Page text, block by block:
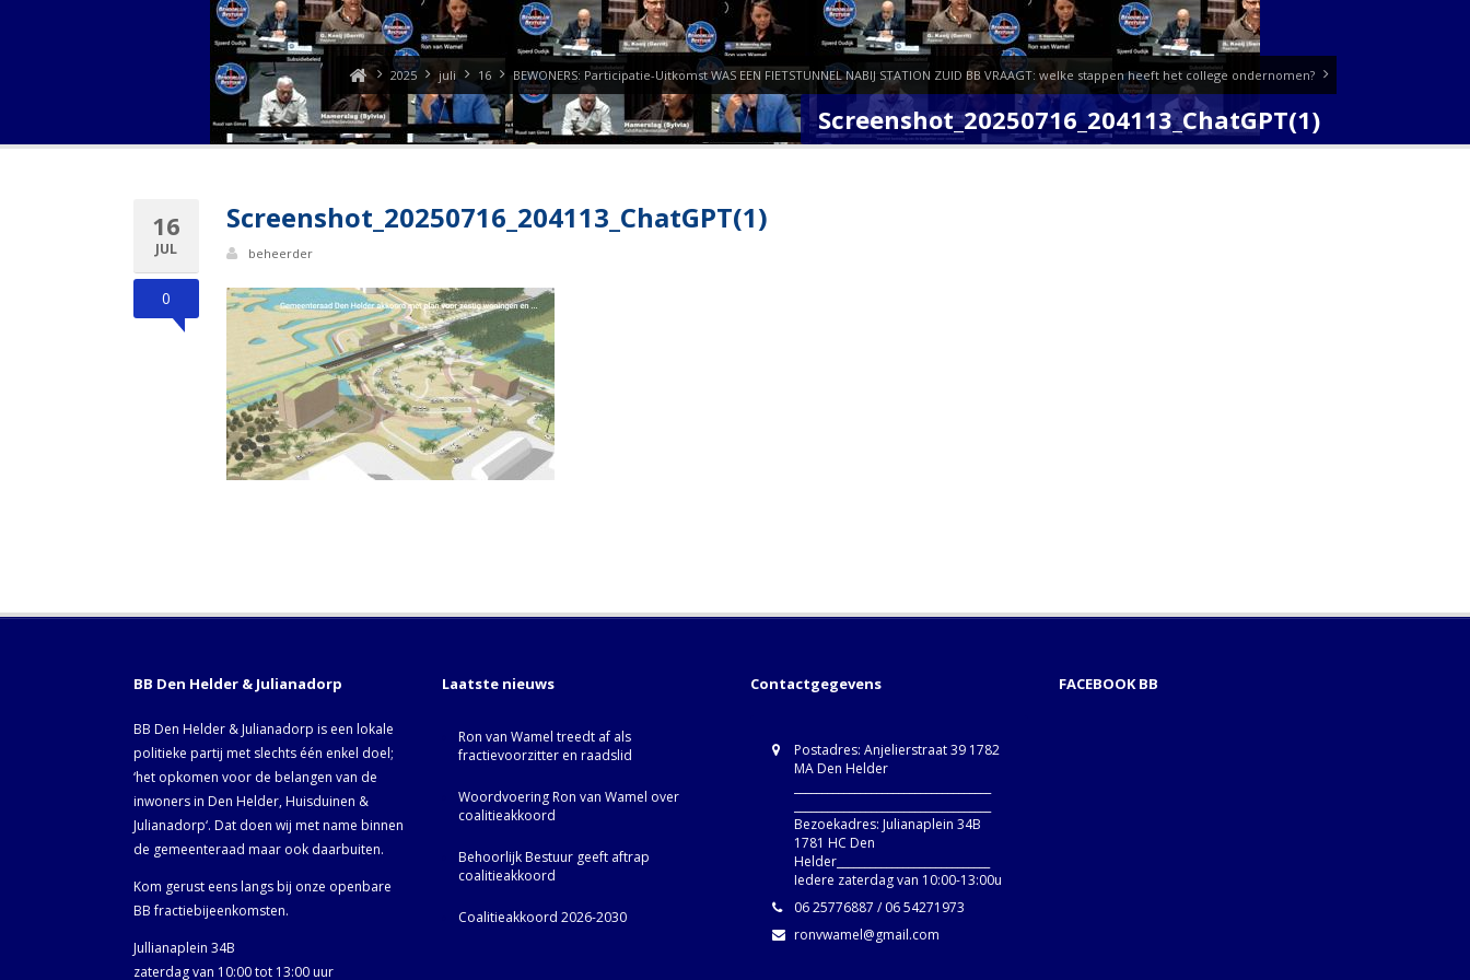
2025 juli 16 BEWONERS: Participatie-Uitkomst WAS EEN FIETSTUNNEL NABIJ STATION ZUID BB VRAAGT: welke stappen heeft het college ondernomen?
Screenshot_20250716_204113_ChatGPT(1)
16
JUL
0
Screenshot_20250716_204113_ChatGPT(1)
beheerder
BB Den Helder & Julianadorp
BB Den Helder & Julianadorp is een lokale
politieke partij met slechts één enkel doel;
‘het opkomen voor de belangen van de
inwoners in Den Helder, Huisduinen &
Julianadorp‘. Dat doen wij met name binnen
de gemeenteraad maar ook daarbuiten.
Kom gerust eens langs bij onze openbare
BB fractiebijeenkomsten.
Jullianaplein 34B
zaterdag van 10:00 tot 13:00 uur
Laatste nieuws
Ron van Wamel treedt af als
fractievoorzitter en raadslid
Woordvoering Ron van Wamel over
coalitieakkoord
Behoorlijk Bestuur geeft aftrap
coalitieakkoord
Coalitieakkoord 2026-2030
Contactgegevens
Postadres: Anjelierstraat 39 1782
MA Den Helder
Bezoekadres: Julianaplein 34B
1781 HC Den
Helder____________________________
Iedere zaterdag van 10:00-13:00u
06 25776887 / 06 54271973
ronvwamel@gmail.com
FACEBOOK BB